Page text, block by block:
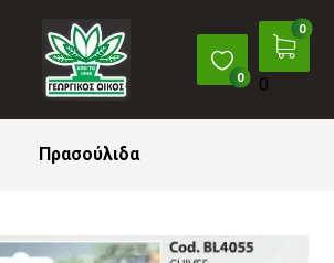
0
Πρασούλιδα